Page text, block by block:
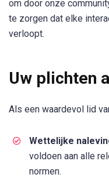
om door onze
te zorgen dat elke
verloopt.
Uw plichten
Als een waardevol lid
Wettelijke
voldoen aan alle
normen.